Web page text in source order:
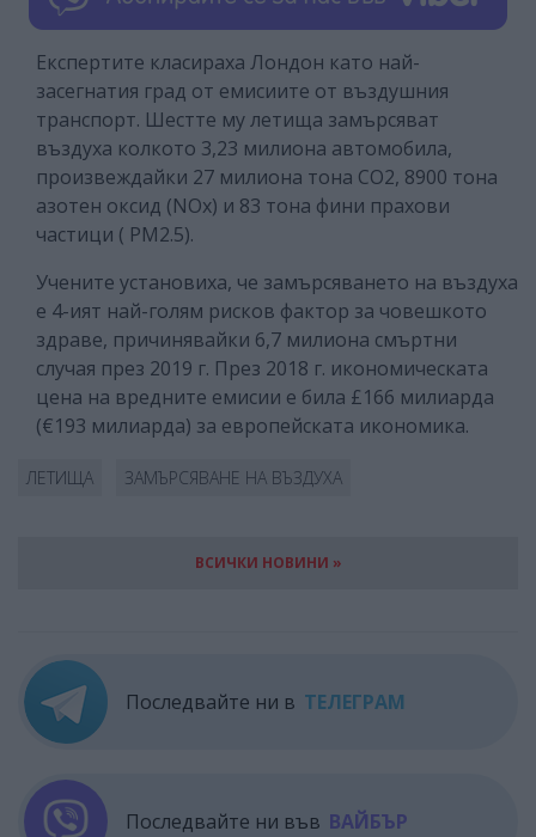
Експертите класираха Лондон като най-
засегнатия град от емисиите от въздушния
транспорт. Шестте му летища замърсяват
въздуха колкото 3,23 милиона автомобила,
произвеждайки 27 милиона тона CO2, 8900 тона
азотен оксид (NOx) и 83 тона фини прахови
частици ( PM2.5).
Учените установиха, че замърсяването на въздуха
е 4-ият най-голям рисков фактор за човешкото
здраве, причинявайки 6,7 милиона смъртни
случая през 2019 г. През 2018 г. икономическата
цена на вредните емисии е била £166 милиарда
(€193 милиарда) за европейската икономика.
ЛЕТИЩА ЗАМЪРСЯВАНЕ НА ВЪЗДУХА
ВСИЧКИ НОВИНИ »
Последвайте ни в ТЕЛЕГРАМ
Последвайте ни във ВАЙБЪР